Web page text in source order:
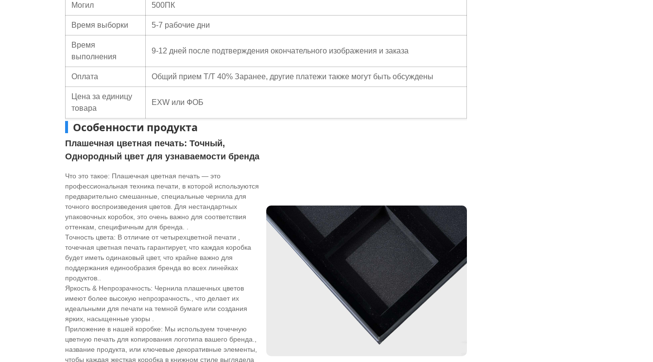
Могил 500ПК
Время выборки 5-7 рабочие дни
Время
выполнения
9-12 дней после подтверждения окончательного изображения и заказа
Оплата Общий прием T/T 40% Заранее, другие платежи также могут быть обсуждены
Цена за единицу
товара
EXW или ФОБ
Особенности продукта
Плашечная цветная печать: Точный,
Однородный цвет для узнаваемости бренда
Что это такое: Плашечная цветная печать — это
профессиональная техника печати, в которой используются
предварительно смешанные, специальные чернила для
точного воспроизведения цветов. Для нестандартных
упаковочных коробок, это очень важно для соответствия
оттенкам, специфичным для бренда. .
Точность цвета: В отличие от четырехцветной печати ,
точечная цветная печать гарантирует, что каждая коробка
будет иметь одинаковый цвет, что крайне важно для
поддержания единообразия бренда во всех линейках
продуктов..
Яркость & Непрозрачность: Чернила плашечных цветов
имеют более высокую непрозрачность., что делает их
идеальными для печати на темной бумаге или создания
ярких, насыщенные узоры .
Приложение в нашей коробке: Мы используем точечную
цветную печать для копирования логотипа вашего бренда.,
название продукта, или ключевые декоративные элементы,
чтобы каждая жесткая коробка в книжном стиле выглядела